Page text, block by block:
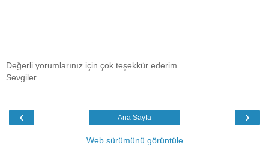
Değerli yorumlarınız için çok teşekkür ederim.
Sevgiler
‹ ›
Ana Sayfa
Web sürümünü görüntüle